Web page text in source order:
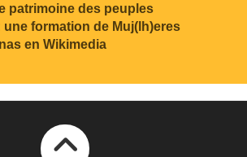
patrimoine des peuples
formation de Muj(lh)eres
en Wikimedia